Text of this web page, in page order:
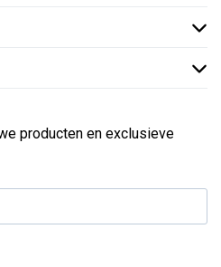
producten en exclusieve